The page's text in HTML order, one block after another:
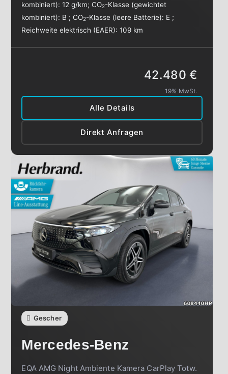
kombiniert):12 g/km;CO2-Klasse (gewichtet
kombiniert): B ;CO2-Klasse (leere Batterie): E ;
Reichweite elektrisch (EAER):109 km
Alle Details
Direkt Anfragen
42.480 €
19% MwSt.
Gescher
Mercedes-Benz
EQA AMG Night Ambiente Kamera CarPlay Totw.